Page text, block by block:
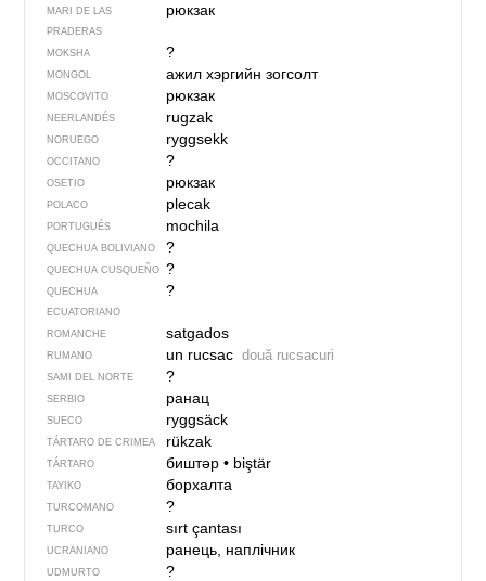
MARI DE LAS
PRADERAS
рюкзак
MOKSHA ?
MONGOL ажил хэргийн зогсолт
MOSCOVITO рюкзак
NEERLANDÉS rugzak
NORUEGO ryggsekk
OCCITANO ?
OSETIO рюкзак
POLACO plecak
PORTUGUÉS mochila
QUECHUA BOLIVIANO ?
QUECHUA CUSQUEÑO ?
QUECHUA
ECUATORIANO
?
ROMANCHE satgados
RUMANO un rucsac două rucsacuri
SAMI DEL NORTE ?
SERBIO ранац
SUECO ryggsäck
TÁRTARO DE CRIMEA rükzak
TÁRTARO биштәр• biştär
TAYIKO борхалта
TURCOMANO ?
TURCO sırt çantası
UCRANIANO ранець, наплічник
UDMURTO ?